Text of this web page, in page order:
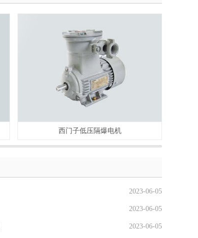
西门子低压隔爆电机
2023-06-05
2023-06-05
2023-06-05